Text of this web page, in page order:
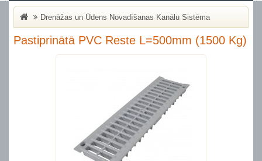
Drenāžas un Ūdens Novadīšanas Kanālu Sistēma
Pastiprinātā PVC Reste L=500mm (1500 Kg)